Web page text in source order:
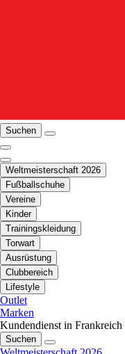
Suchen
Weltmeisterschaft 2026
Fußballschuhe
Vereine
Kinder
Trainingskleidung
Torwart
Ausrüstung
Clubbereich
Lifestyle
Outlet
Marken
Kundendienst in Frankreich
Suchen